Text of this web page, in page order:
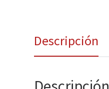
Descripción